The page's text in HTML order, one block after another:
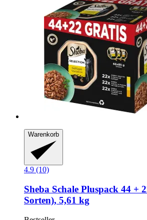
Warenkorb
4.9 (10)
Sheba Schale Pluspack 44 +
Sorten), 5,61 kg